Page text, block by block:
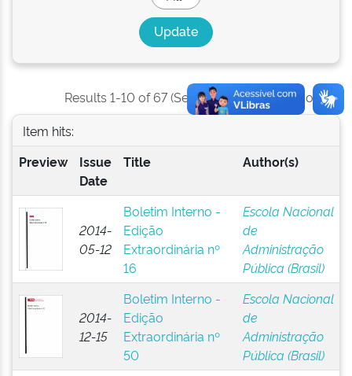
Results 1-10 of 67 (Search time: 0.001 seconds).
Item hits:
Preview
Issue
Date
Title Author(s)
2014-
05-12
Boletim Interno -
Edição
Extraordinária nº
16
Escola Nacional
de
Administração
Pública (Brasil)
2014-
12-15
Boletim Interno -
Edição
Extraordinária nº
50
Escola Nacional
de
Administração
Pública (Brasil)